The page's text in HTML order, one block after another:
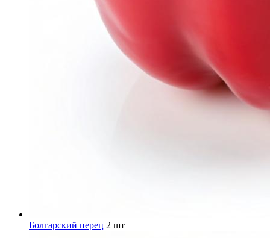
Болгарский перец 2 шт